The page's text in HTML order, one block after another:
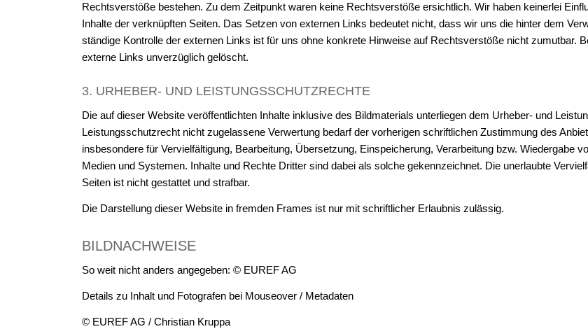
Rechtsverstöße bestehen. Zu dem Zeitpunkt waren keine Rechtsverstöße ersichtlich. Wir haben keinerlei
Inhalte der verknüpften Seiten. Das Setzen von externen Links bedeutet nicht, dass wir uns die hinter dem
ständige Kontrolle der externen Links ist für uns ohne konkrete Hinweise auf Rechtsverstöße nicht zumutbar.
externe Links unverzüglich gelöscht.
3. URHEBER- UND LEISTUNGSSCHUTZRECHTE
Die auf dieser Website veröffentlichten Inhalte inklusive des Bildmaterials unterliegen dem Urheber- und
Leistungsschutzrecht nicht zugelassene Verwertung bedarf der vorherigen schriftlichen Zustimmung des
insbesondere für Vervielfältigung, Bearbeitung, Übersetzung, Einspeicherung, Verarbeitung bzw. Wiedergabe
Medien und Systemen. Inhalte und Rechte Dritter sind dabei als solche gekennzeichnet. Die unerlaubte
Seiten ist nicht gestattet und strafbar.
Die Darstellung dieser Website in fremden Frames ist nur mit schriftlicher Erlaubnis zulässig.
BILDNACHWEISE
So weit nicht anders angegeben: © EUREF AG
Details zu Inhalt und Fotografen bei Mouseover / Metadaten
© EUREF AG / Christian Kruppa